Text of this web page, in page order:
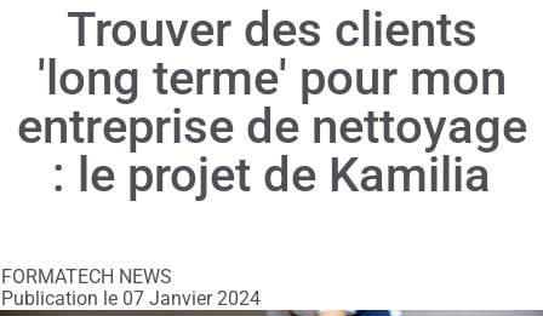
Trouver des clients
'long terme' pour mon
entreprise de nettoyage
: le projet de Kamilia
FORMATECH NEWS
Publication le 07 Janvier 2024